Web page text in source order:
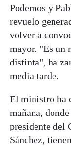
Podemos y
revuelo
volver a
mayor. "Es un
distinta", ha
media tarde.
El ministro ha
mañana,
presidente del
Sánchez,